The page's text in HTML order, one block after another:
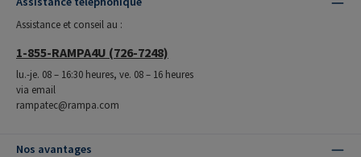
Assistance et conseil au :
1-855-RAMPA4U (726-7248)
lu.-je. 08 – 16:30 heures, ve. 08 – 16 heures
via email
rampatec@rampa.com
Nos avantages